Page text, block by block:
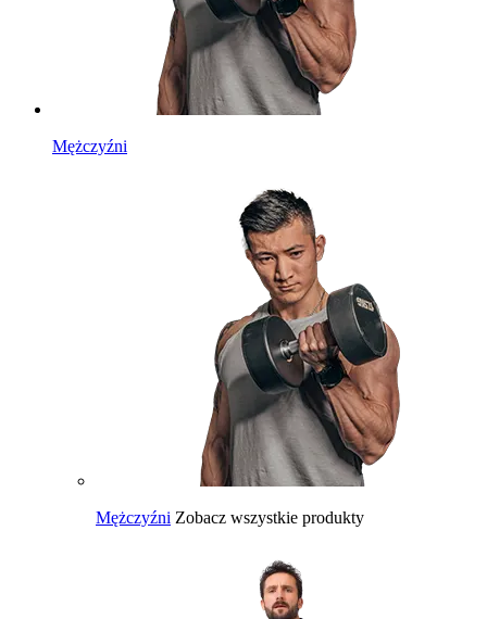
Mężczyźni
Mężczyźni Zobacz wszystkie produkty